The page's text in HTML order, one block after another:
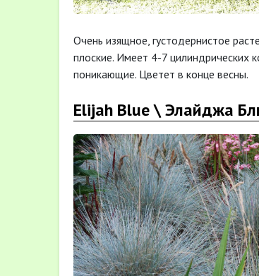
Очень изящное, густодернистое
плоские. Имеет 4-7 цилиндрических
поникающие. Цветет в конце весны.
Elijah Blue \ Элайджа